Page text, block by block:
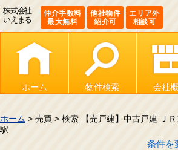
株式会社
いえまる
仲介手数料
最大無料
他社物件
紹介可
エリア外
相談可
ホーム 物件検索 会社
ホーム > 売買 > 検索 【売戸建】中古戸建 Ｊ
駅
条件を